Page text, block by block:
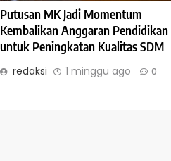
Putusan MK Jadi Momentum
Kembalikan Anggaran Pendidikan
untuk Peningkatan Kualitas SDM
redaksi 1 minggu ago 0